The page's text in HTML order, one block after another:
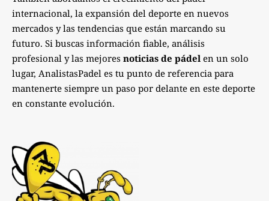
internacional, la expansión del deporte en nuevos
mercados y las tendencias que están marcando su
futuro. Si buscas información fiable, análisis
profesional y las mejores noticias de pádel en un solo
lugar, AnalistasPadel es tu punto de referencia para
mantenerte siempre un paso por delante en este deporte
en constante evolución.